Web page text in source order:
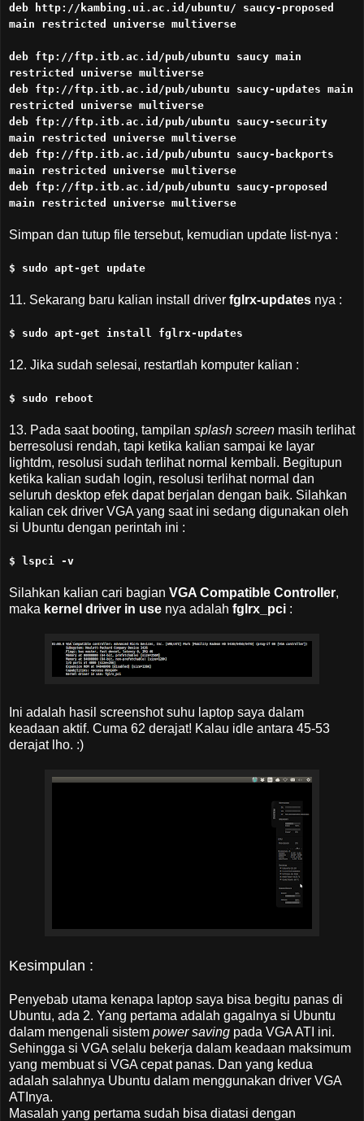
deb http://kambing.ui.ac.id/ubuntu/ saucy-proposed
main restricted universe multiverse
deb ftp://ftp.itb.ac.id/pub/ubuntu saucy main
restricted universe multiverse
deb ftp://ftp.itb.ac.id/pub/ubuntu saucy-updates main
restricted universe multiverse
deb ftp://ftp.itb.ac.id/pub/ubuntu saucy-security
main restricted universe multiverse
deb ftp://ftp.itb.ac.id/pub/ubuntu saucy-backports
main restricted universe multiverse
deb ftp://ftp.itb.ac.id/pub/ubuntu saucy-proposed
main restricted universe multiverse
Simpan dan tutup file tersebut, kemudian update list-nya :
$ sudo apt-get update
11. Sekarang baru kalian install driver fglrx-updates nya :
$ sudo apt-get install fglrx-updates
12. Jika sudah selesai, restartlah komputer kalian :
$ sudo reboot
13. Pada saat booting, tampilan splash screen masih terlihat
berresolusi rendah, tapi ketika kalian sampai ke layar
lightdm, resolusi sudah terlihat normal kembali. Begitupun
ketika kalian sudah login, resolusi terlihat normal dan
seluruh desktop efek dapat berjalan dengan baik. Silahkan
kalian cek driver VGA yang saat ini sedang digunakan oleh
si Ubuntu dengan perintah ini :
$ lspci -v
Silahkan kalian cari bagian VGA Compatible Controller,
maka kernel driver in use nya adalah fglrx_pci :
Ini adalah hasil screenshot suhu laptop saya dalam
keadaan aktif. Cuma 62 derajat! Kalau idle antara 45-53
derajat lho. :)
Kesimpulan :
Penyebab utama kenapa laptop saya bisa begitu panas di
Ubuntu, ada 2. Yang pertama adalah gagalnya si Ubuntu
dalam mengenali sistem power saving pada VGA ATI ini.
Sehingga si VGA selalu bekerja dalam keadaan maksimum
yang membuat si VGA cepat panas. Dan yang kedua
adalah salahnya Ubuntu dalam menggunakan driver VGA
ATInya.
Masalah yang pertama sudah bisa diatasi dengan